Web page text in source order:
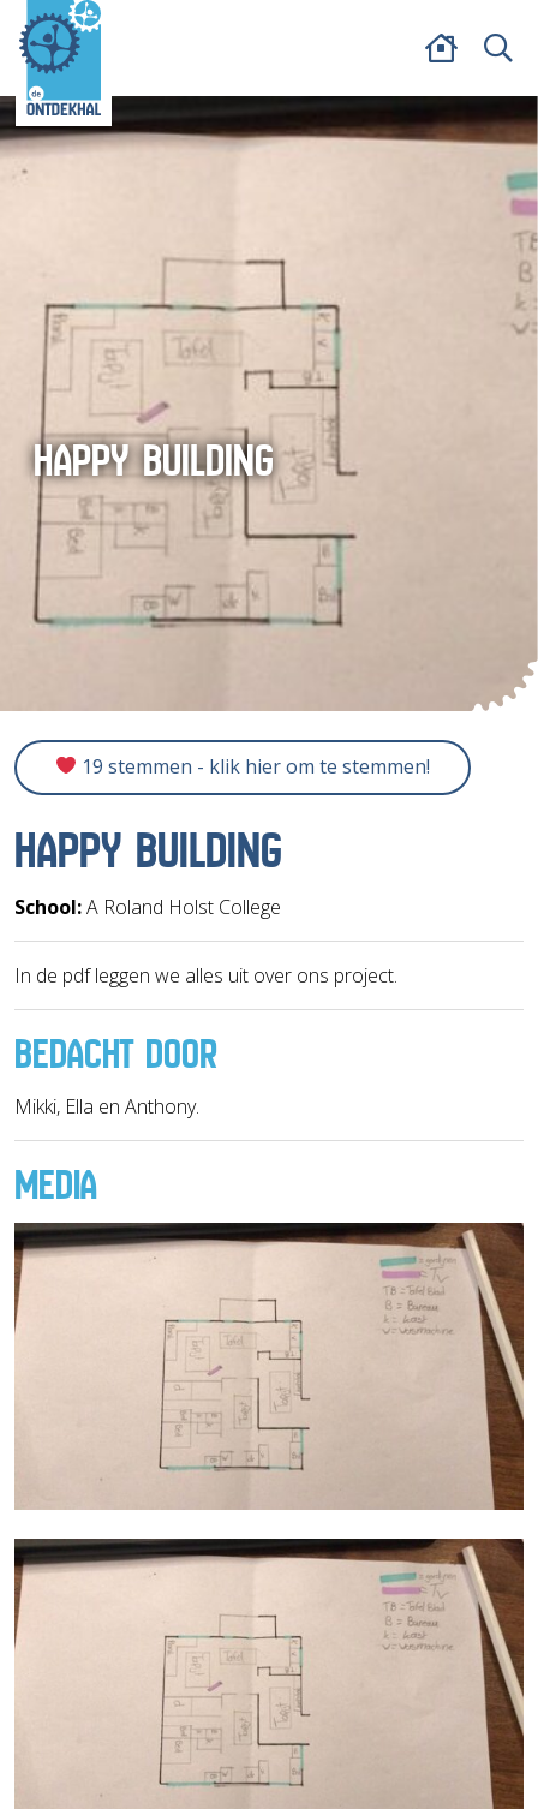
HAPPY BUILDING
19 stemmen - klik hier om te stemmen!
HAPPY BUILDING
School:A Roland Holst College
In de pdf leggen we alles uit over ons project.
BEDACHT DOOR
Mikki, Ella en Anthony.
MEDIA